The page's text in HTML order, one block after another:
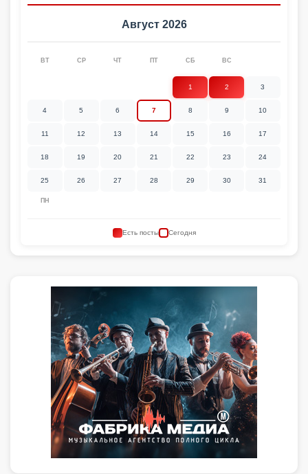
Август 2026
ПН
ВТ СР ЧТ ПТ СБ ВС
1 2 3
4 5 6 7 8 9 10
11 12 13 14 15 16 17
18 19 20 21 22 23 24
25 26 27 28 29 30 31
Есть посты Сегодня